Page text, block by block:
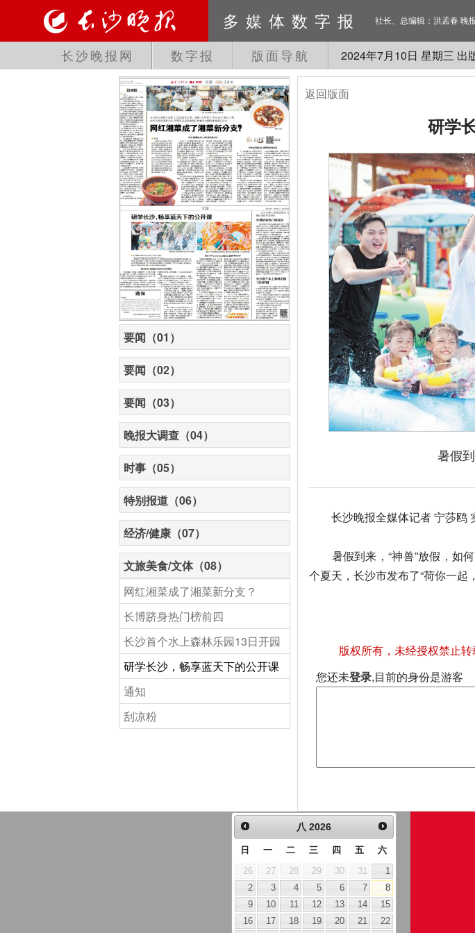
多媒体数字报 社长、总编辑：洪孟春 晚
长沙晚报网 数字报 版面导航 2024年7月10日 星期三 出
要闻（01）
要闻（02）
要闻（03）
晚报大调查（04）
时事（05）
特别报道（06）
经济/健康（07）
文旅美食/文体（08）
网红湘菜成了湘菜新分支？
长博跻身热门榜前四
长沙首个水上森林乐园13日开园
研学长沙，畅享蓝天下的公开课
通知
刮凉粉
返回版面
研学
暑假到
长沙晚报全媒体记者 宁莎鸥
暑假到来，“神兽”放假，如何
个夏天，长沙市发布了“荷你一起
版权所有，未经授权禁止
您还未登录,目前的身份是游客
八 2026
日 一 二 三 四 五 六
26 27 28 29 30 31
1
2
3 4 5 6 7
8
9
10 11 12 13 14
15
16
17 18 19 20 21
22